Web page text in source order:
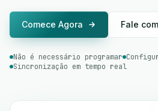
Comece Agora Fale
Não é necessário programar
Sincronização em tempo real